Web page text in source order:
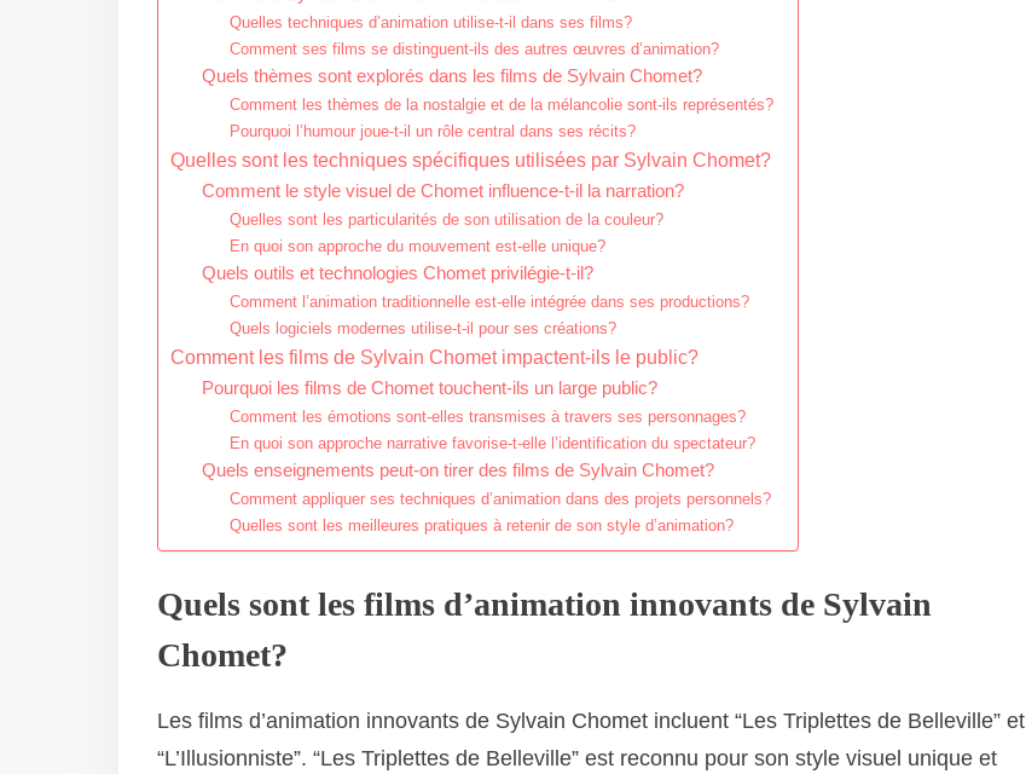
Quelles techniques d’animation utilise-t-il dans ses films?
Comment ses films se distinguent-ils des autres œuvres d’animation?
Quels thèmes sont explorés dans les films de Sylvain Chomet?
Comment les thèmes de la nostalgie et de la mélancolie sont-ils représentés?
Pourquoi l’humour joue-t-il un rôle central dans ses récits?
Quelles sont les techniques spécifiques utilisées par Sylvain Chomet?
Comment le style visuel de Chomet influence-t-il la narration?
Quelles sont les particularités de son utilisation de la couleur?
En quoi son approche du mouvement est-elle unique?
Quels outils et technologies Chomet privilégie-t-il?
Comment l’animation traditionnelle est-elle intégrée dans ses productions?
Quels logiciels modernes utilise-t-il pour ses créations?
Comment les films de Sylvain Chomet impactent-ils le public?
Pourquoi les films de Chomet touchent-ils un large public?
Comment les émotions sont-elles transmises à travers ses personnages?
En quoi son approche narrative favorise-t-elle l’identification du spectateur?
Quels enseignements peut-on tirer des films de Sylvain Chomet?
Comment appliquer ses techniques d’animation dans des projets personnels?
Quelles sont les meilleures pratiques à retenir de son style d’animation?
Quels sont les films d’animation innovants de Sylvain
Chomet?
Les films d’animation innovants de Sylvain Chomet incluent “Les Triplettes de Belleville” et
“L’Illusionniste”. “Les Triplettes de Belleville” est reconnu pour son style visuel unique et